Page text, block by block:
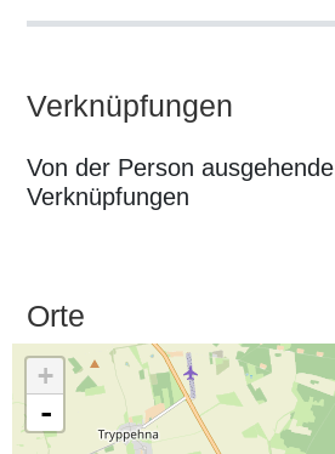
Verknüpfungen
Von der Person ausgehende
Verknüpfungen
Orte
+
-